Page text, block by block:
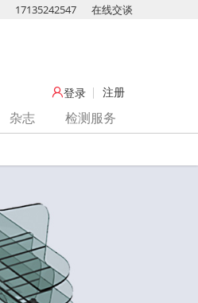
17135242547 在线交谈
登录 注册
杂志
检测服务